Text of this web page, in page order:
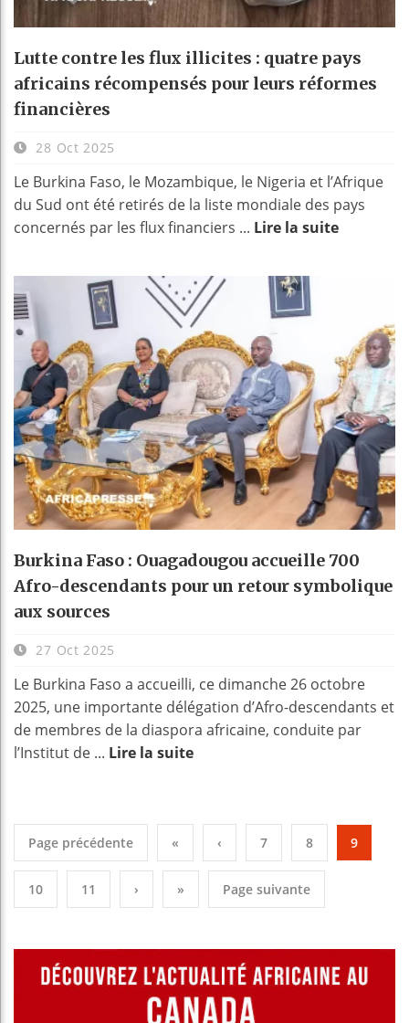
Lutte contre les flux illicites : quatre pays
africains récompensés pour leurs réformes
financières
28 Oct 2025
Le Burkina Faso, le Mozambique, le Nigeria et l’Afrique
du Sud ont été retirés de la liste mondiale des pays
concernés par les flux financiers ... Lire la suite
Burkina Faso : Ouagadougou accueille 700
Afro-descendants pour un retour symbolique
aux sources
27 Oct 2025
Le Burkina Faso a accueilli, ce dimanche 26 octobre
2025, une importante délégation d’Afro-descendants et
de membres de la diaspora africaine, conduite par
l’Institut de ... Lire la suite
Page précédente « ‹ 7 8 9
10 11 › » Page suivante